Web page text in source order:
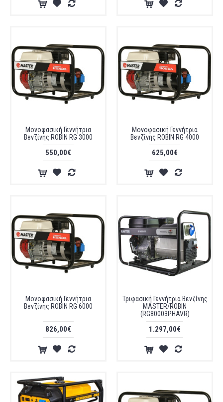
Μονοφασική Γεννήτρια
Βενζίνης ROBIN RG 3000
550,00€
Μονοφασική Γεννήτρια
Βενζίνης ROBIN RG 4000
625,00€
Μονοφασική Γεννήτρια
Βενζίνης ROBIN RG 6000
826,00€
Τριφασική Γεννήτρια Βενζίνης
MASTER/ROBIN
(RG80003PHAVR)
1.297,00€